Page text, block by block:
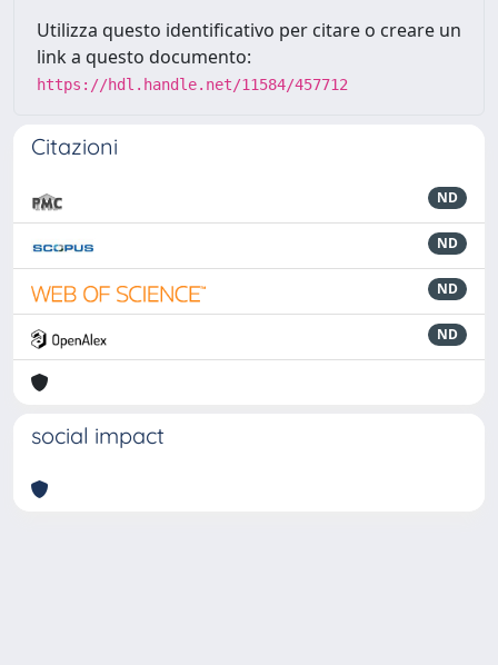
Utilizza questo identificativo per citare o creare un
link a questo documento:
https://hdl.handle.net/11584/457712
Citazioni
ND
ND
ND
ND
social impact